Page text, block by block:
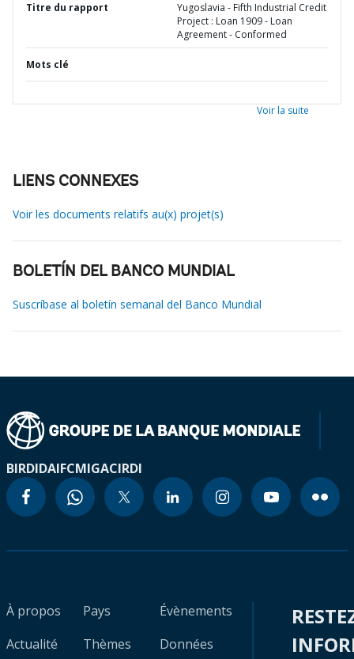
Titre du rapport
Yugoslavia - Fifth Industrial Credit
Project : Loan 1909 - Loan
Agreement - Conformed
Mots clé
Voir la suite
LIENS CONNEXES
Voir les documents relatifs au(x) projet(s)
BOLETÍN DEL BANCO MUNDIAL
Suscríbase al boletín semanal del Banco Mundial
BIRDIDAIFCMIGACIRDI
À propos
Actualité
Pays
Thèmes
Évènements
Données